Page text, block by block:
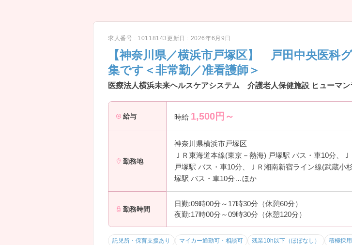
求人番号 : 10118143更新日 : 2026年6月9日
【神奈川県／横浜市戸塚区】 戸田中央医科
集です＜非常勤／准看護師＞
医療法人横浜未来ヘルスケアシステム 介護老人保健施設 ヒューマ
給与 時給 1,500円～
勤務地
神奈川県横浜市戸塚区
ＪＲ東海道本線(東京－熱海) 戸塚駅 バス・車10分、
戸塚駅 バス・車10分、ＪＲ湘南新宿ライン線(武蔵小
塚駅 バス・車10分…ほか
勤務時間
日勤:09時00分～17時30分（休憩60分）
夜勤:17時00分～09時30分（休憩120分）
託児所・保育支援あり マイカー通勤可・相談可 残業10h以下（ほぼなし） 積極採